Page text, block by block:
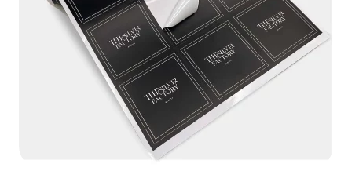
Буклеты / Лифлеты